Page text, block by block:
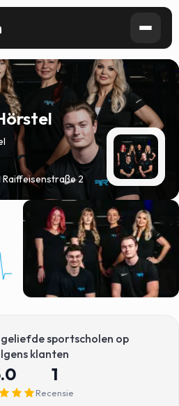
2
geliefde sportscholen op
klanten
1
Recensie